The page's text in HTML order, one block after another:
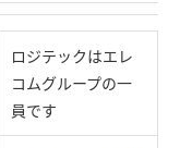
ロジテックはエレ
コムグループの一
員です